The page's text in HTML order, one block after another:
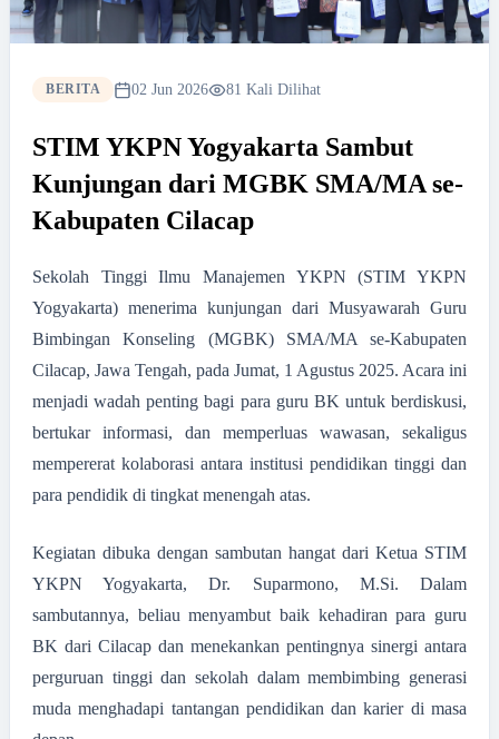
BERITA 02 Jun 2026 81 Kali Dilihat
STIM YKPN Yogyakarta Sambut
Kunjungan dari MGBK SMA/MA se-
Kabupaten Cilacap
Sekolah Tinggi Ilmu Manajemen YKPN (STIM YKPN
Yogyakarta) menerima kunjungan dari Musyawarah Guru
Bimbingan Konseling (MGBK) SMA/MA se-Kabupaten
Cilacap, Jawa Tengah, pada Jumat, 1 Agustus 2025. Acara ini
menjadi wadah penting bagi para guru BK untuk berdiskusi,
bertukar informasi, dan memperluas wawasan, sekaligus
mempererat kolaborasi antara institusi pendidikan tinggi dan
para pendidik di tingkat menengah atas.
Kegiatan dibuka dengan sambutan hangat dari Ketua STIM
YKPN Yogyakarta, Dr. Suparmono, M.Si. Dalam
sambutannya, beliau menyambut baik kehadiran para guru
BK dari Cilacap dan menekankan pentingnya sinergi antara
perguruan tinggi dan sekolah dalam membimbing generasi
muda menghadapi tantangan pendidikan dan karier di masa